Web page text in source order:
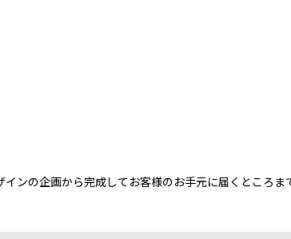
ンの企画から完成してお客様のお手元に届くところ